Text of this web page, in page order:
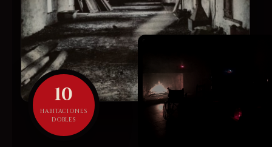
10
HABITACIONES
DOBLES